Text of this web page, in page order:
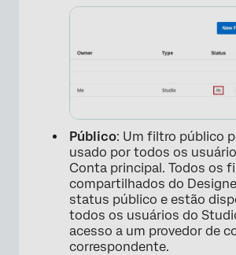
Público: Um filtro público
usado por todos os
Conta principal. Todos os
compartilhados do
status público e estão
todos os usuários do
acesso a um provedor de
correspondente.